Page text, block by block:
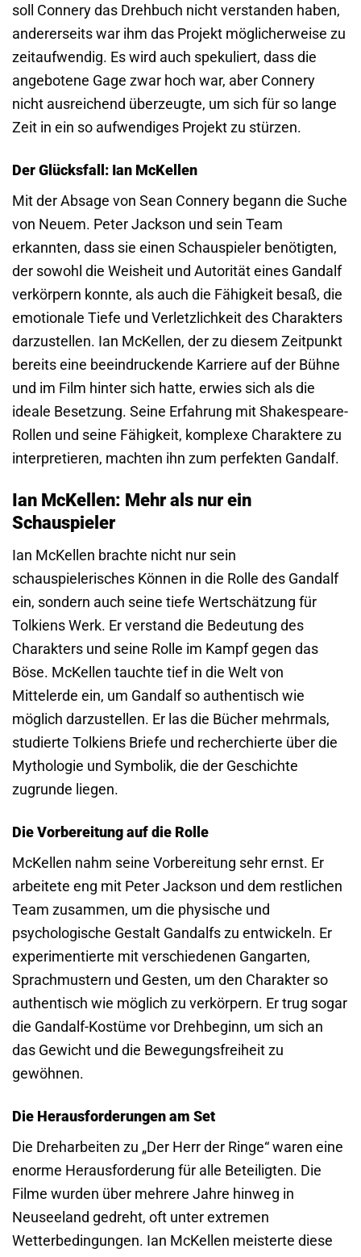
soll Connery das Drehbuch nicht verstanden haben,
andererseits war ihm das Projekt möglicherweise zu
zeitaufwendig. Es wird auch spekuliert, dass die
angebotene Gage zwar hoch war, aber Connery
nicht ausreichend überzeugte, um sich für so lange
Zeit in ein so aufwendiges Projekt zu stürzen.
Der Glücksfall: Ian McKellen
Mit der Absage von Sean Connery begann die Suche
von Neuem. Peter Jackson und sein Team
erkannten, dass sie einen Schauspieler benötigten,
der sowohl die Weisheit und Autorität eines Gandalf
verkörpern konnte, als auch die Fähigkeit besaß, die
emotionale Tiefe und Verletzlichkeit des Charakters
darzustellen. Ian McKellen, der zu diesem Zeitpunkt
bereits eine beeindruckende Karriere auf der Bühne
und im Film hinter sich hatte, erwies sich als die
ideale Besetzung. Seine Erfahrung mit Shakespeare-
Rollen und seine Fähigkeit, komplexe Charaktere zu
interpretieren, machten ihn zum perfekten Gandalf.
Ian McKellen: Mehr als nur ein
Schauspieler
Ian McKellen brachte nicht nur sein
schauspielerisches Können in die Rolle des Gandalf
ein, sondern auch seine tiefe Wertschätzung für
Tolkiens Werk. Er verstand die Bedeutung des
Charakters und seine Rolle im Kampf gegen das
Böse. McKellen tauchte tief in die Welt von
Mittelerde ein, um Gandalf so authentisch wie
möglich darzustellen. Er las die Bücher mehrmals,
studierte Tolkiens Briefe und recherchierte über die
Mythologie und Symbolik, die der Geschichte
zugrunde liegen.
Die Vorbereitung auf die Rolle
McKellen nahm seine Vorbereitung sehr ernst. Er
arbeitete eng mit Peter Jackson und dem restlichen
Team zusammen, um die physische und
psychologische Gestalt Gandalfs zu entwickeln. Er
experimentierte mit verschiedenen Gangarten,
Sprachmustern und Gesten, um den Charakter so
authentisch wie möglich zu verkörpern. Er trug sogar
die Gandalf-Kostüme vor Drehbeginn, um sich an
das Gewicht und die Bewegungsfreiheit zu
gewöhnen.
Die Herausforderungen am Set
Die Dreharbeiten zu „Der Herr der Ringe“ waren eine
enorme Herausforderung für alle Beteiligten. Die
Filme wurden über mehrere Jahre hinweg in
Neuseeland gedreht, oft unter extremen
Wetterbedingungen. Ian McKellen meisterte diese